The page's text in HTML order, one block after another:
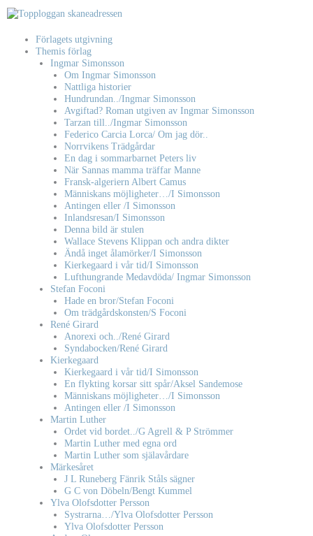
Hoppa
till
Förlagets utgivning
Themis förlag
Ingmar Simonsson
Om Ingmar Simonsson
Nattliga historier
Hundrundan../Ingmar Simonsson
Avgiftad? Roman utgiven av Ingmar Simonsson
Tarzan till../Ingmar Simonsson
Federico Carcia Lorca/ Om jag dör..
Norrvikens Trädgårdar
En dag i sommarbarnet Peters liv
När Sannas mamma träffar Manne
Fransk-algeriern Albert Camus
Människans möjligheter…/I Simonsson
Antingen eller /I Simonsson
Inlandsresan/I Simonsson
Denna bild är stulen
Wallace Stevens Klippan och andra dikter
Ändå inget ålamörker/I Simonsson
Kierkegaard i vår tid/I Simonsson
Lufthungrande Medavdöda/ Ingmar Simonsson
Stefan Foconi
Hade en bror/Stefan Foconi
Om trädgårdskonsten/S Foconi
René Girard
Anorexi och../René Girard
Syndabocken/René Girard
Kierkegaard
Kierkegaard i vår tid/I Simonsson
En flykting korsar sitt spår/Aksel Sandemose
Människans möjligheter…/I Simonsson
Antingen eller /I Simonsson
Martin Luther
Ordet vid bordet../G Agrell & P Strömmer
Martin Luther med egna ord
Martin Luther som själavårdare
Märkesåret
J L Runeberg Fänrik Ståls sägner
G C von Döbeln/Bengt Kummel
Ylva Olofsdotter Persson
Systrarna…/Ylva Olofsdotter Persson
Ylva Olofsdotter Persson